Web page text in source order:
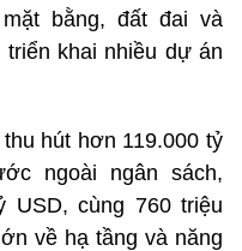
bằng, đất đai và
khai nhiều dự án
hút hơn 119.000 tỷ
ngoài ngân sách,
USD, cùng 760 triệu
về hạ tầng và năng